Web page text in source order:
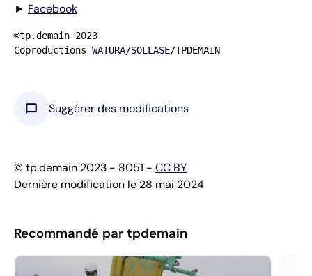
► Facebook
©tp.demain 2023
Coproductions WATURA/SOLLASE/TPDEMAIN
chat_bubble Suggérer des modifications
© tp.demain 2023 - 8051 - CC BY
Dernière modification le 28 mai 2024
Recommandé par tpdemain